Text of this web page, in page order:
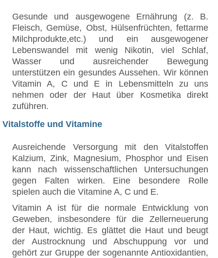
Gesunde und ausgewogene Ernährung (z. B.
Fleisch, Gemüse, Obst, Hülsenfrüchten, fettarme
Milchprodukte,etc.) und ein ausgewogener
Lebenswandel mit wenig Nikotin, viel Schlaf,
Wasser und ausreichender Bewegung
unterstützen ein gesundes Aussehen. Wir können
Vitamin A, C und E in Lebensmitteln zu uns
nehmen oder der Haut über Kosmetika direkt
zuführen.
Vitalstoffe und Vitamine
Ausreichende Versorgung mit den Vitalstoffen
Kalzium, Zink, Magnesium, Phosphor und Eisen
kann nach wissenschaftlichen Untersuchungen
gegen Falten wirken. Eine besondere Rolle
spielen auch die Vitamine A, C und E.
Vitamin A ist für die normale Entwicklung von
Geweben, insbesondere für die Zellerneuerung
der Haut, wichtig. Es glättet die Haut und beugt
der Austrocknung und Abschuppung vor und
gehört zur Gruppe der sogenannte Antioxidantien,